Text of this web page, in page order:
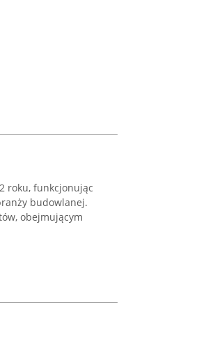
roku, funkcjonując
budowlanej.
obejmującym